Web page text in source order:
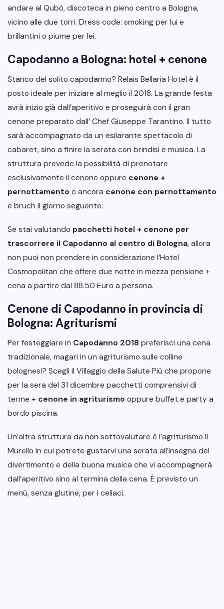
andare al Qubò, discoteca in pieno centro a Bologna,
vicino alle due torri. Dress code: smoking per lui e
brillantini o piume per lei.
Capodanno a Bologna: hotel + cenone
Stanco del solito capodanno? Relais Bellaria Hotel è il
posto ideale per iniziare al meglio il 2018. La grande festa
avrà inizio già dall’aperitivo e proseguirà con il gran
cenone preparato dall’ Chef Giuseppe Tarantino. Il tutto
sarà accompagnato da un esilarante spettacolo di
cabaret, sino a finire la serata con brindisi e musica. La
struttura prevede la possibilità di prenotare
esclusivamente il cenone oppure cenone +
pernottamento o ancora cenone con pernottamento
e bruch il giorno seguente.
Se stai valutando pacchetti hotel + cenone per
trascorrere il Capodanno al centro di Bologna, allora
non puoi non prendere in considerazione l’Hotel
Cosmopolitan che offere due notte in mezza pensione +
cena a partire dal 88.50 Euro a persona.
Cenone di Capodanno in provincia di
Bologna: Agriturismi
Per festeggiare in Capodanno 2018 preferisci una cena
tradizionale, magari in un agriturismo sulle colline
bolognesi? Scegli il Villaggio della Salute Più che propone
per la sera del 31 dicembre pacchetti comprensivi di
terme + cenone in agriturismo oppure buffet e party a
bordo piscina.
Un’altra struttura da non sottovalutare è l’agriturismo Il
Murello in cui potrete gustarvi una serata all’insegna del
divertimento e della buona musica che vi accompagnerà
dall’aperitivo sino al termina della cena. È previsto un
menù, senza glutine, per i celiaci.